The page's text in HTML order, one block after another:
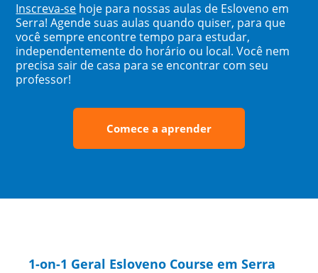
Inscreva-se hoje para nossas aulas de Esloveno em
Serra! Agende suas aulas quando quiser, para que
você sempre encontre tempo para estudar,
independentemente do horário ou local. Você nem
precisa sair de casa para se encontrar com seu
professor!
Comece a aprender
1-on-1 Geral Esloveno Course em Serra